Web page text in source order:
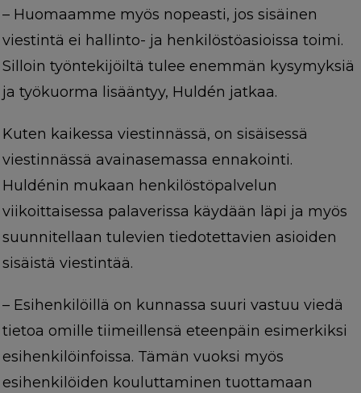
– Huomaamme myös nopeasti, jos sisäinen
viestintä ei hallinto- ja henkilöstöasioissa toimi.
Silloin työntekijöiltä tulee enemmän kysymyksiä
ja työkuorma lisääntyy, Huldén jatkaa.
Kuten kaikessa viestinnässä, on sisäisessä
viestinnässä avainasemassa ennakointi.
Huldénin mukaan henkilöstöpalvelun
viikoittaisessa palaverissa käydään läpi ja myös
suunnitellaan tulevien tiedotettavien asioiden
sisäistä viestintää.
– Esihenkilöillä on kunnassa suuri vastuu viedä
tietoa omille tiimeillensä eteenpäin esimerkiksi
esihenkilöinfoissa. Tämän vuoksi myös
esihenkilöiden kouluttaminen tuottamaan